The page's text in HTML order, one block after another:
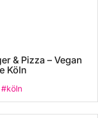
& Pizza – Vegan
Köln
#köln